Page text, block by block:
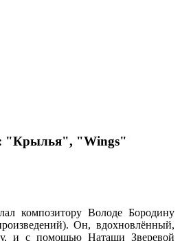
"Крылья", "Wings"
композитору Володе Бородину
Он, вдохновлённый,
и с помощью Наташи Зверевой